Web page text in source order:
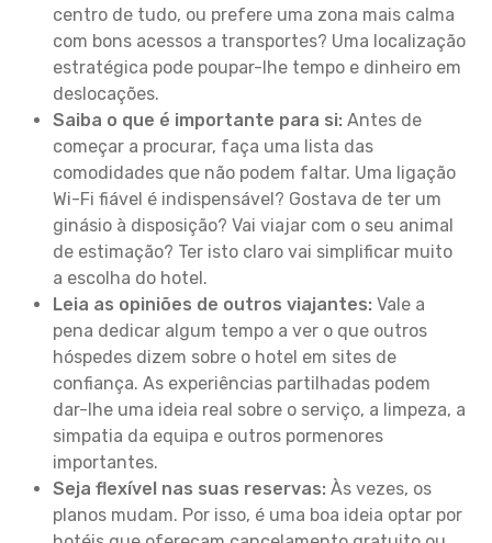
centro de tudo, ou prefere uma zona mais calma
com bons acessos a transportes? Uma localização
estratégica pode poupar-lhe tempo e dinheiro em
deslocações.
Saiba o que é importante para si: Antes de
começar a procurar, faça uma lista das
comodidades que não podem faltar. Uma ligação
Wi-Fi fiável é indispensável? Gostava de ter um
ginásio à disposição? Vai viajar com o seu animal
de estimação? Ter isto claro vai simplificar muito
a escolha do hotel.
Leia as opiniões de outros viajantes: Vale a
pena dedicar algum tempo a ver o que outros
hóspedes dizem sobre o hotel em sites de
confiança. As experiências partilhadas podem
dar-lhe uma ideia real sobre o serviço, a limpeza, a
simpatia da equipa e outros pormenores
importantes.
Seja flexível nas suas reservas: Às vezes, os
planos mudam. Por isso, é uma boa ideia optar por